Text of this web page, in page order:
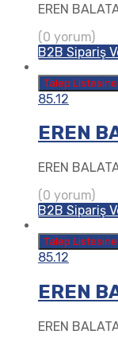
EREN
(0 yorum)
B2B Sipariş
Talep Listesine
85.12
EREN
EREN
(0 yorum)
B2B Sipariş
Talep Listesine
85.12
EREN
EREN